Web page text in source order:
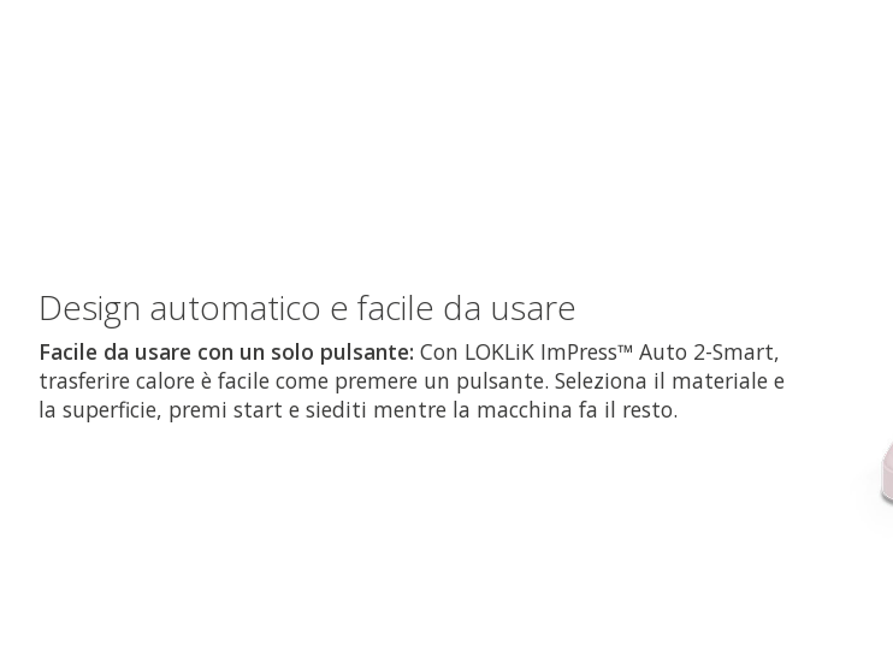
Design automatico e facile da usare
Facile da usare con un solo pulsante: Con LOKLiK ImPress™ Auto 2-Smart,
trasferire calore è facile come premere un pulsante. Seleziona il materiale e
la superficie, premi start e siediti mentre la macchina fa il resto.